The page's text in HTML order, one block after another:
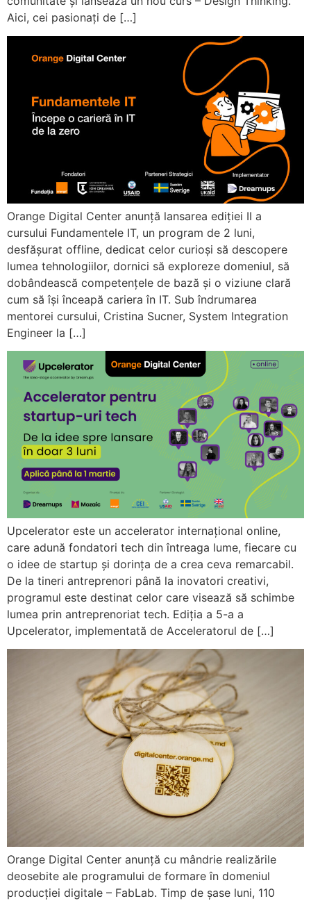
Aici, cei pasionați de […]
Orange Digital Center anunță lansarea ediției II a
cursului Fundamentele IT, un program de 2 luni,
desfășurat offline, dedicat celor curioși să descopere
lumea tehnologiilor, dornici să exploreze domeniul, să
dobândească competențele de bază și o viziune clară
cum să își înceapă cariera în IT. Sub îndrumarea
mentorei cursului, Cristina Sucner, System Integration
Engineer la […]
Upcelerator este un accelerator internațional online,
care adună fondatori tech din întreaga lume, fiecare cu
o idee de startup și dorința de a crea ceva remarcabil.
De la tineri antreprenori până la inovatori creativi,
programul este destinat celor care visează să schimbe
lumea prin antreprenoriat tech. Ediția a 5-a a
Upcelerator, implementată de Acceleratorul de […]
Orange Digital Center anunță cu mândrie realizările
deosebite ale programului de formare în domeniul
producției digitale – FabLab. Timp de șase luni, 110